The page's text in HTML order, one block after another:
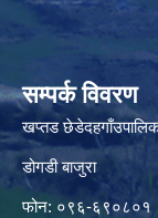
सम्पर्क विवरण
खप्तड
डोगडी बाजुरा
फोन: ०९६-६९०८०१